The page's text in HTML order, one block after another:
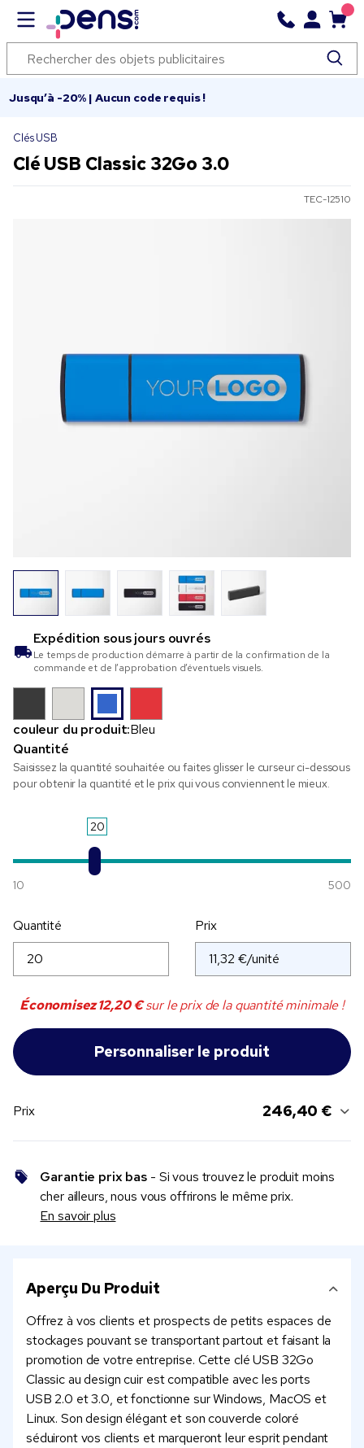
Jusqu’à -20% | Aucun code requis !
Clés USB
Clé USB Classic 32Go 3.0
TEC-12510
Expédition sousjours ouvrés
Le temps de production démarre à partir de la confirmation de la
commande et de l’approbation d’éventuels visuels.
couleur du produit:Bleu
Quantité
Saisissez la quantité souhaitée ou faites glisser le curseur ci-dessous
pour obtenir la quantité et le prix qui vous conviennent le mieux.
20
10 500
Quantité Prix
Économisez12,20 €sur le prix de la quantité minimale !
Prix 246,40 €
Garantie prix bas - Si vous trouvez le produit moins
cher ailleurs, nous vous offrirons le même prix.
En savoir plus
Aperçu Du Produit
Offrez à vos clients et prospects de petits espaces de
stockages pouvant se transportant partout et faisant la
promotion de votre entreprise. Cette clé USB 32Go
Classic au design cuir est compatible avec les ports
USB 2.0 et 3.0, et fonctionne sur Windows, MacOS et
Linux. Son design élégant et son couvercle coloré
séduiront vos clients et marqueront leur esprit pendant